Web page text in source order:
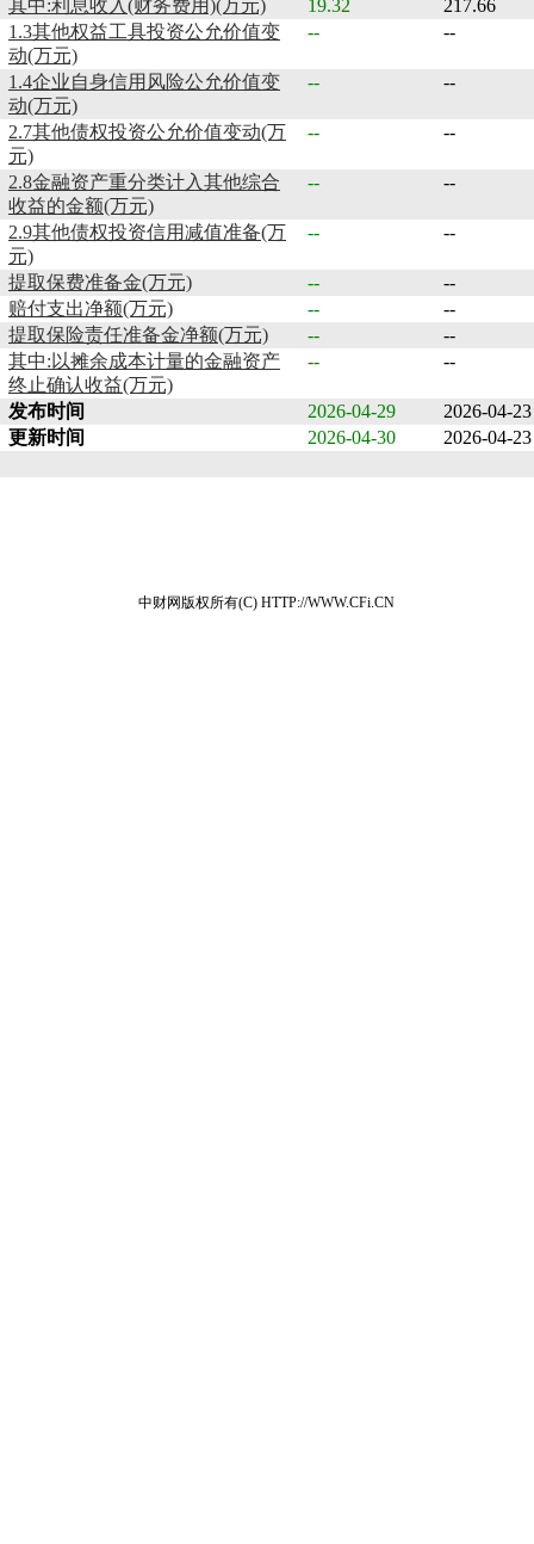
其中:利息收入(财务费用)(万元) 19.32
217.66
1.3其他权益工具投资公允价值变
动(万元)
-- --
1.4企业自身信用风险公允价值变
动(万元)
-- --
2.7其他债权投资公允价值变动(万
元)
-- --
2.8金融资产重分类计入其他综合
收益的金额(万元)
-- --
2.9其他债权投资信用减值准备(万
元)
-- --
提取保费准备金(万元) --
--
赔付支出净额(万元)
--
--
提取保险责任准备金净额(万元)
--
--
其中:以摊余成本计量的金融资产
终止确认收益(万元)
-- --
发布时间 2026-04-29
2026-04-23
更新时间
2026-04-30 2026-04-23
中财网版权所有(C) HTTP://WWW.CFi.CN